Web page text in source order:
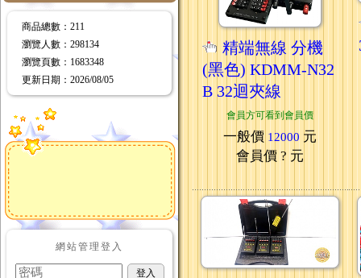
商品總數 ：211
瀏覽人數 ： 298134
瀏覽頁數 ： 1683348
更新日期 ：2026/08/05
網站管理登入
精端無線 分機
(黑色) KDMM-N32
B 32迴夾線
會員方可看到會員價
一般價 12000 元
會員價 ? 元